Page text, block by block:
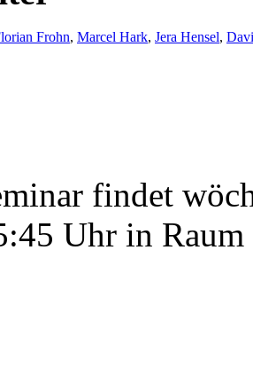
Frohn, Marcel Hark, Jera Hensel,
findet
Uhr in Raum